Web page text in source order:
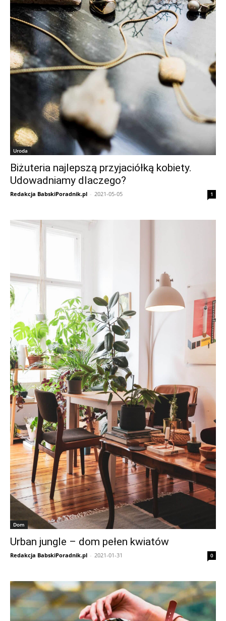
Uroda
Biżuteria najlepszą przyjaciółką kobiety.
Udowadniamy dlaczego?
Redakcja BabskiPoradnik.pl - 2021-05-05 1
Dom
Urban jungle – dom pełen kwiatów
Redakcja BabskiPoradnik.pl - 2021-01-31 0